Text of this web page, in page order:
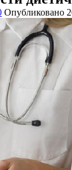
Опубликовано